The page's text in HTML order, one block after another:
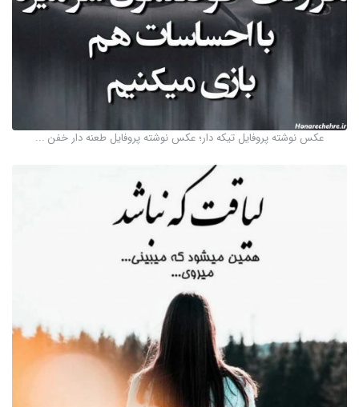
عکس نوشته پروفایل تیکه دار؛ عکس نوشته پروفایل طعنه دار خفن ...